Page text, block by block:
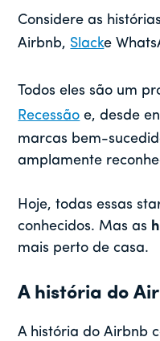
Considere as
Airbnb, Slacke
Todos eles são um
Recessão e, desde
marcas bem-
amplamente
Hoje, todas essas
conhecidos. Mas as
mais perto de casa.
A história do
A história do Airbnb